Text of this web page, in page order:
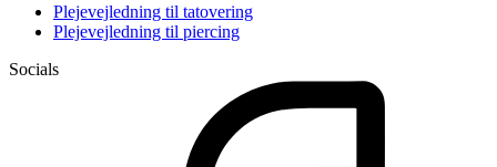
Plejevejledning til tatovering
Plejevejledning til piercing
Socials